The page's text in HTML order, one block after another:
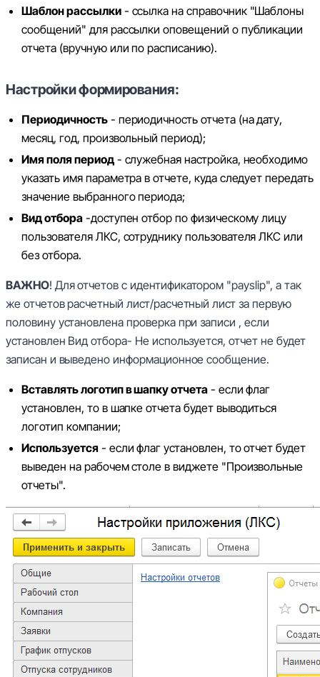
Шаблон рассылки- ссылка на справочник "Шаблоны
сообщений" для рассылки оповещений о публикации
отчета (вручную или по расписанию).
Настройки формирования:
Периодичность- периодичность отчета (на дату,
месяц, год, произвольный период);
Имя поля период- служебная настройка, необходимо
указать имя параметра в отчете, куда следует передать
значение выбранного периода;
Вид отбора-доступен отбор по физическому лицу
пользователя ЛКС, сотруднику пользователя ЛКС или
без отбора.
ВАЖНО! Для отчетов с идентификатором "payslip", а так
же отчетов расчетный лист/расчетный лист за первую
половину установлена проверка при записи , если
установлен Вид отбора- Не используется, отчет не будет
записан и выведено информационное сообщение.
Вставлять логотип в шапку отчета- если флаг
установлен, то в шапке отчета будет выводиться
логотип компании;
Используется - если флаг установлен, то отчет будет
выведен на рабочем столе в виджете "Произвольные
отчеты".